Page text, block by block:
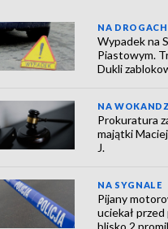
NA DROGACH
Wypadek na
Piastowym.
Dukli
NA
Prokuratura
majątki
J.
NA SYGNALE
Pijany
uciekał przed
blisko 2